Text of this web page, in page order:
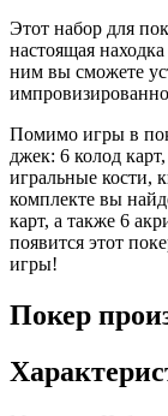
Этот набор для
настоящая
ним вы сможете
Помимо игры в
джек: 6 колод
игральные кости,
комплекте вы
карт, а также 6
появится этот
игры!
Покер